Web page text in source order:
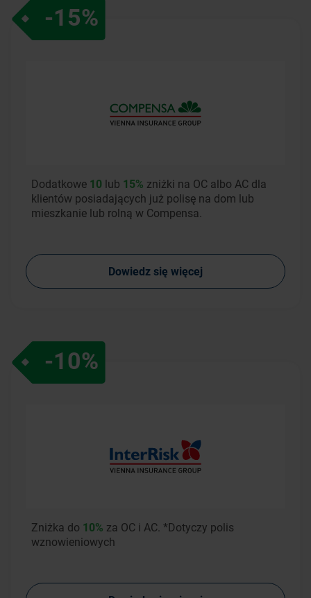
-15%
Dodatkowe 10 lub 15% zniżki na OC albo AC dla
klientów posiadających już polisę na dom lub
mieszkanie lub rolną w Compensa.
Dowiedz się więcej
-10%
Zniżka do 10% za OC i AC. *Dotyczy polis
wznowieniowych